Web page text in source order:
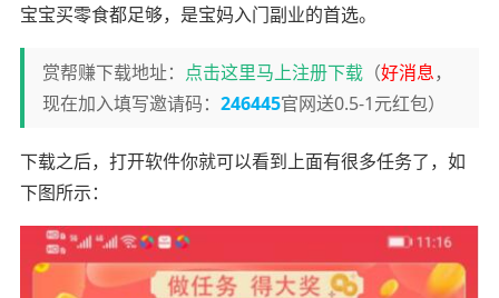
宝宝买零食都足够，是宝妈入门副业的首选。
赏帮赚下载地址： 点击这里马上注册下载（好消息，
现在加入填写邀请码： 246445官网送0.5-1元红包）
下载之后，打开软件你就可以看到上面有很多任务了，如
下图所示：